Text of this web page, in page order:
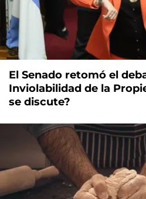
El Senado retomó el
Inviolabilidad de la
se discute?